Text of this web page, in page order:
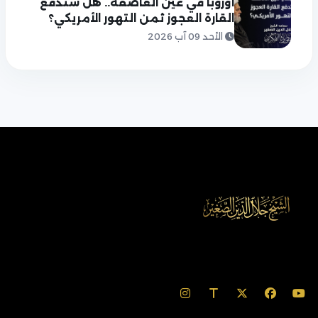
القارة العجوز ثمن التهور الأمريكي؟
الأحد 09 آب 2026